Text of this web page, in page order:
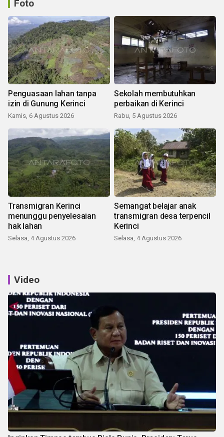
Foto
Penguasaan lahan tanpa
izin di Gunung Kerinci
Kamis, 6 Agustus 2026
Sekolah membutuhkan
perbaikan di Kerinci
Rabu, 5 Agustus 2026
Transmigran Kerinci
menunggu penyelesaian
hak lahan
Selasa, 4 Agustus 2026
Semangat belajar anak
transmigran desa terpencil
Kerinci
Selasa, 4 Agustus 2026
Video